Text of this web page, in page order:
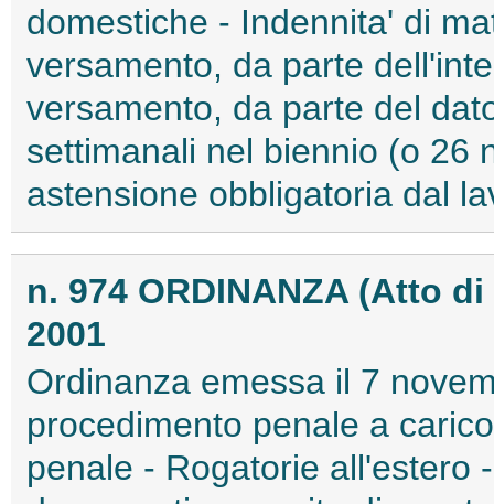
domestiche - Indennita' di
versamento, da parte
versamento, da parte del
settimanali nel biennio (o 26
astensione obbligatoria dal
n. 974 ORDINANZA (Atto
2001
Ordinanza emessa il 7
procedimento penale a
penale - Rogatorie all'estero